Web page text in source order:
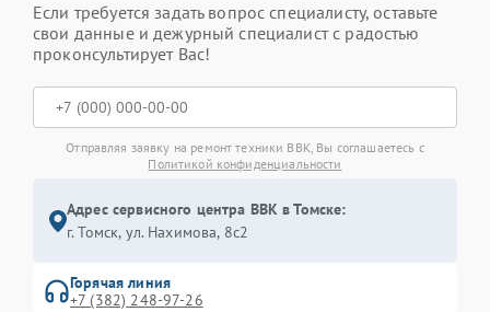
Если требуется задать вопрос специалисту, оставьте
свои данные и дежурный специалист с радостью
проконсультирует Вас!
Отправляя заявку на ремонт техники BBK, Вы соглашаетесь с
Политикой конфиденциальности
Адрес сервисного центра BBK в Томске:
г. Томск, ул. Нахимова, 8с2
Горячая линия
+7 (382) 248-97-26